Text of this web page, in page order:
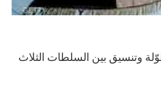
وتنسيق بين السلطات الثلاث